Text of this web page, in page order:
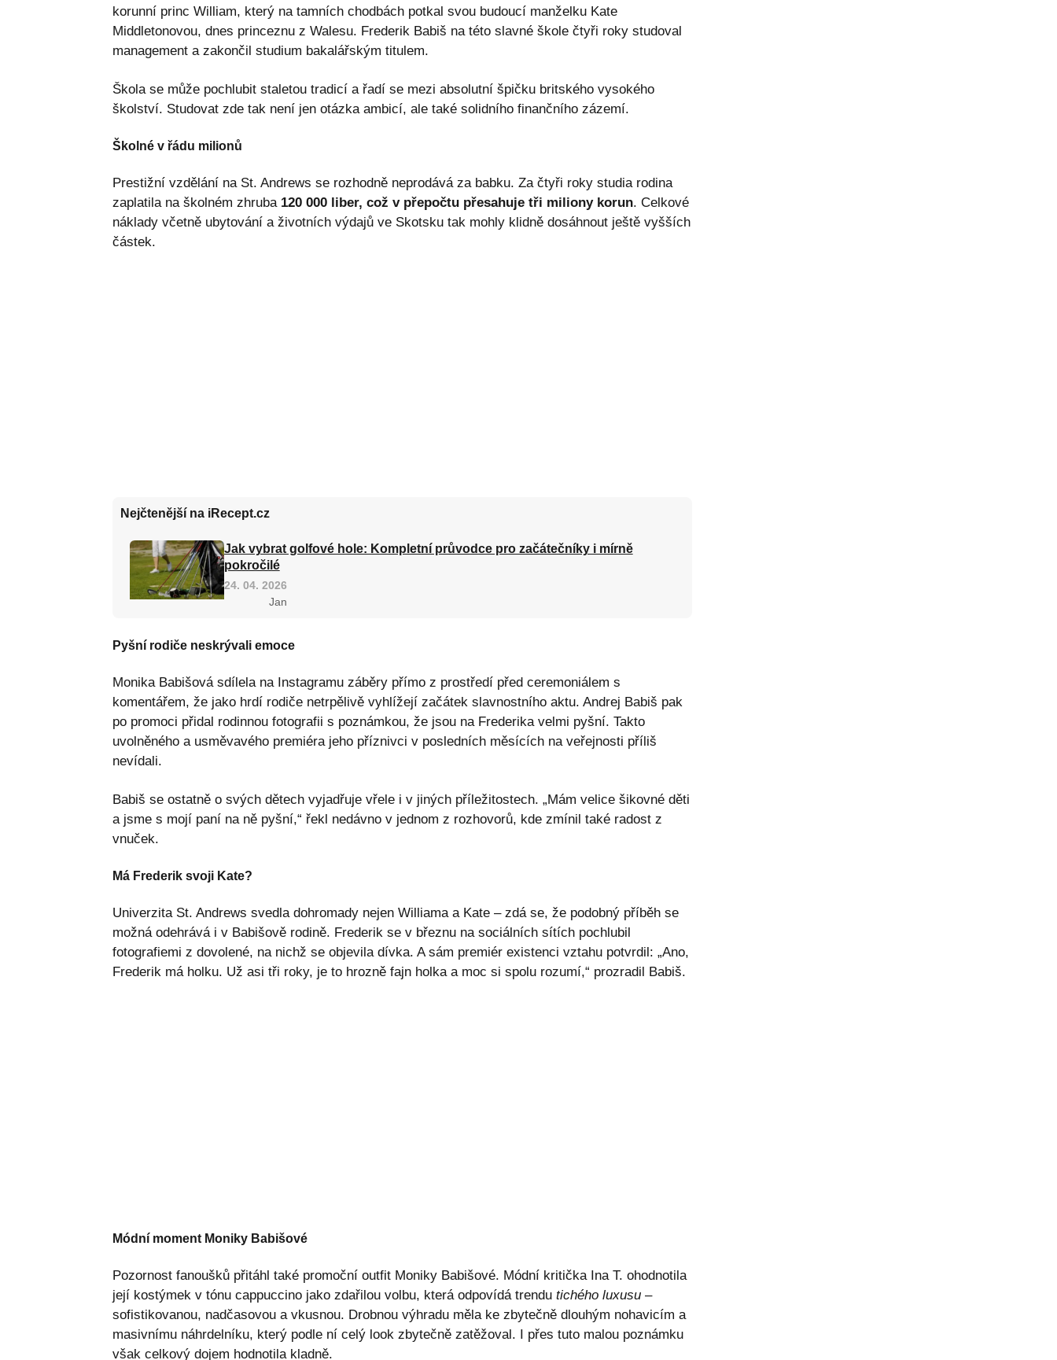
korunní princ William, který na tamních chodbách potkal svou budoucí manželku Kate
Middletonovou, dnes princeznu z Walesu. Frederik Babiš na této slavné škole čtyři roky studoval
management a zakončil studium bakalářským titulem.
Škola se může pochlubit staletou tradicí a řadí se mezi absolutní špičku britského vysokého
školství. Studovat zde tak není jen otázka ambicí, ale také solidního finančního zázemí.
Školné v řádu milionů
Prestižní vzdělání na St. Andrews se rozhodně neprodává za babku. Za čtyři roky studia rodina
zaplatila na školném zhruba 120 000 liber, což v přepočtu přesahuje tři miliony korun. Celkové
náklady včetně ubytování a životních výdajů ve Skotsku tak mohly klidně dosáhnout ještě vyšších
částek.
Nejčtenější na iRecept.cz
Jak vybrat golfové hole: Kompletní průvodce pro začátečníky i mírně
pokročilé
24. 04. 2026
Jan
Pyšní rodiče neskrývali emoce
Monika Babišová sdílela na Instagramu záběry přímo z prostředí před ceremoniálem s
komentářem, že jako hrdí rodiče netrpělivě vyhlížejí začátek slavnostního aktu. Andrej Babiš pak
po promoci přidal rodinnou fotografii s poznámkou, že jsou na Frederika velmi pyšní. Takto
uvolněného a usměvavého premiéra jeho příznivci v posledních měsících na veřejnosti příliš
nevídali.
Babiš se ostatně o svých dětech vyjadřuje vřele i v jiných příležitostech. „Mám velice šikovné děti
a jsme s mojí paní na ně pyšní,“ řekl nedávno v jednom z rozhovorů, kde zmínil také radost z
vnuček.
Má Frederik svoji Kate?
Univerzita St. Andrews svedla dohromady nejen Williama a Kate – zdá se, že podobný příběh se
možná odehrává i v Babišově rodině. Frederik se v březnu na sociálních sítích pochlubil
fotografiemi z dovolené, na nichž se objevila dívka. A sám premiér existenci vztahu potvrdil: „Ano,
Frederik má holku. Už asi tři roky, je to hrozně fajn holka a moc si spolu rozumí,“ prozradil Babiš.
Módní moment Moniky Babišové
Pozornost fanoušků přitáhl také promoční outfit Moniky Babišové. Módní kritička Ina T. ohodnotila
její kostýmek v tónu cappuccino jako zdařilou volbu, která odpovídá trendu tichého luxusu–
sofistikovanou, nadčasovou a vkusnou. Drobnou výhradu měla ke zbytečně dlouhým nohavicím a
masivnímu náhrdelníku, který podle ní celý look zbytečně zatěžoval. I přes tuto malou poznámku
však celkový dojem hodnotila kladně.